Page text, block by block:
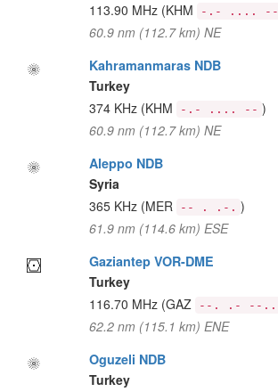
113.90 MHz (KHM -.- .... --
60.9 nm (112.7 km) NE
Kahramanmaras NDB
Turkey
374 KHz (KHM -.- .... -- )
60.9 nm (112.7 km) NE
Aleppo NDB
Syria
365 KHz (MER -- . .-. )
61.9 nm (114.6 km) ESE
Gaziantep VOR-DME
Turkey
116.70 MHz (GAZ --. .- --..
62.2 nm (115.1 km) ENE
Oguzeli NDB
Turkey